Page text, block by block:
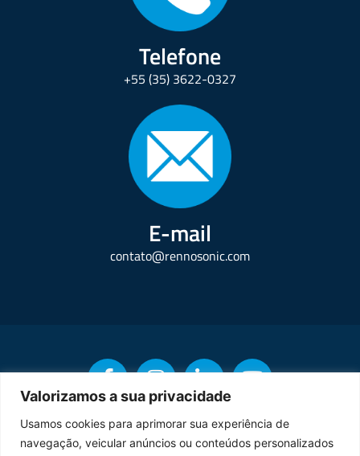
Valorizamos a sua privacidade
Usamos cookies para aprimorar sua experiência de
navegação, veicular anúncios ou conteúdos personalizados
Telefone
+55 (35) 3622-0327
E-mail
contato@rennosonic.com